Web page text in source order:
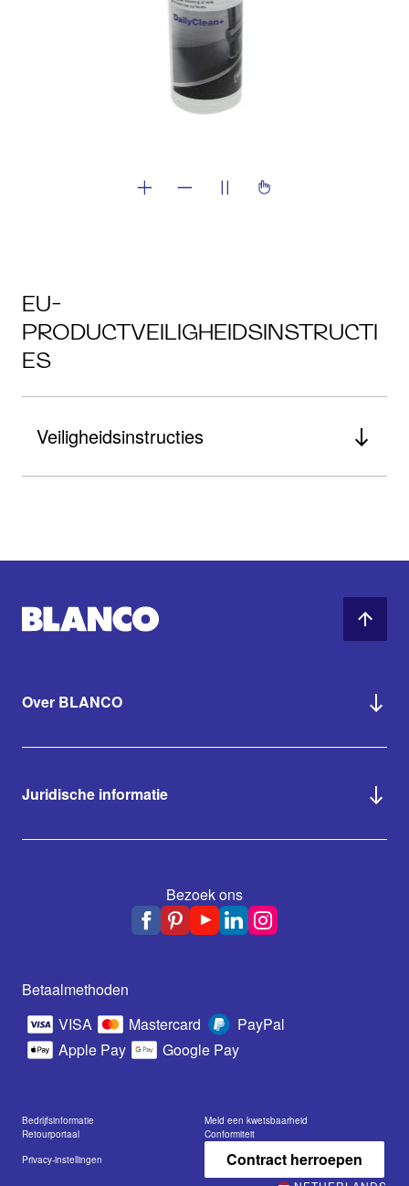
EU-
PRODUCTVEILIGHEIDSINSTRUCTI
ES
Veiligheidsinstructies
Over BLANCO
Juridische informatie
Bezoek ons
Betaalmethoden
VISA
Mastercard
PayPal
Apple Pay
Google Pay
Bedrijfsinformatie
Meld een kwetsbaarheid
Retourportaal
Conformiteit
Privacy-instellingen
Contract herroepen